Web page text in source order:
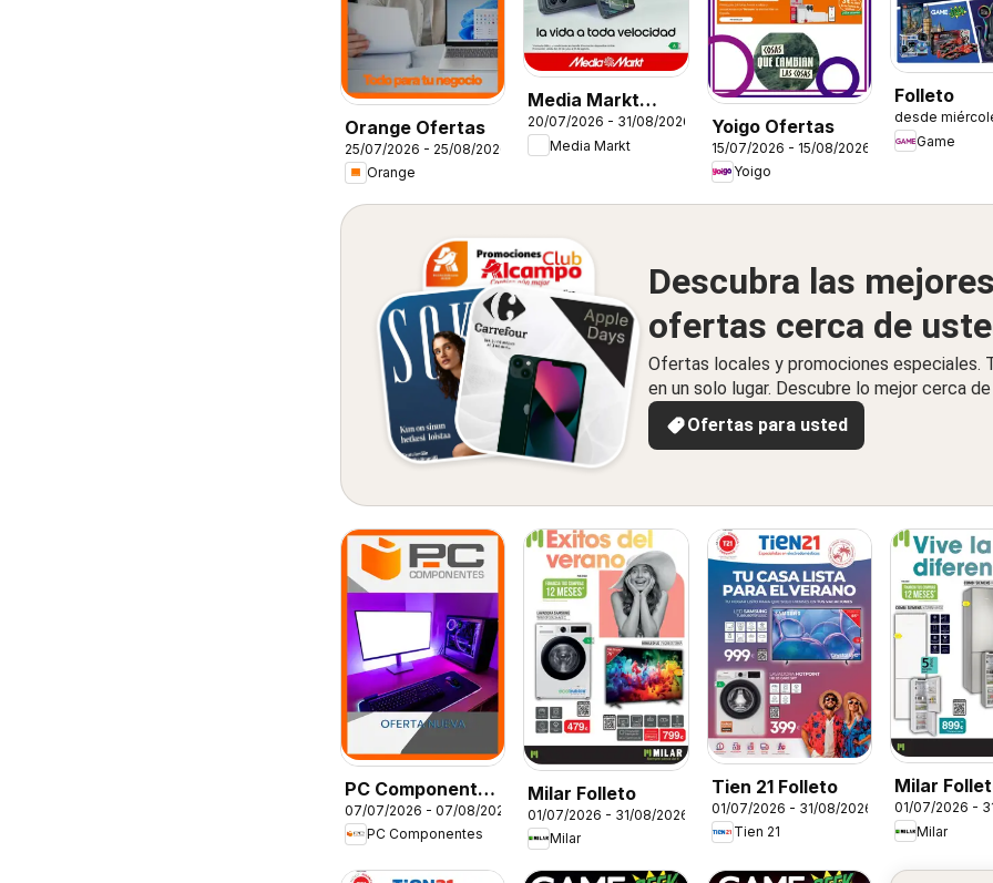
Orange Ofertas
25/07/2026 - 25/08/2026
Orange
Media Markt
Folleto
20/07/2026 - 31/08/2026
Media Markt
Yoigo Ofertas
15/07/2026 - 15/08/2026
Yoigo
Folleto
desde
Game
Descubra las mejores
ofertas cerca de
Ofertas locales y promociones especiales.
en un solo lugar. Descubre lo mejor cerca
Ofertas para usted
PC Componentes
Folleto
07/07/2026 - 07/08/2026
PC Componentes
Milar Folleto
01/07/2026 - 31/08/2026
Milar
Tien 21 Folleto
01/07/2026 - 31/08/2026
Tien 21
Milar
Siemens
01/07/2026 -
Milar